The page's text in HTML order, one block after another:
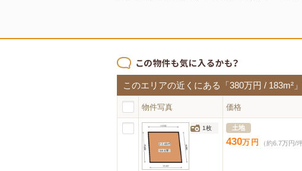
このエリアの近くにある「380万円 / 183m²
物件写真 価格
1枚 土地
430万 円 （約6.7万円/坪